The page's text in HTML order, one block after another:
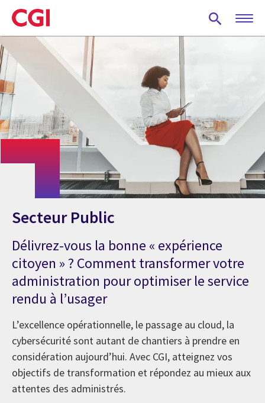
Skip
to
main
Secteur Public
Délivrez-vous la bonne « expérience
citoyen » ? Comment transformer votre
administration pour optimiser le service
rendu à l’usager
L’excellence opérationnelle, le passage au cloud, la
cybersécurité sont autant de chantiers à prendre en
considération aujourd’hui. Avec CGI, atteignez vos
objectifs de transformation et répondez au mieux aux
attentes des administrés.